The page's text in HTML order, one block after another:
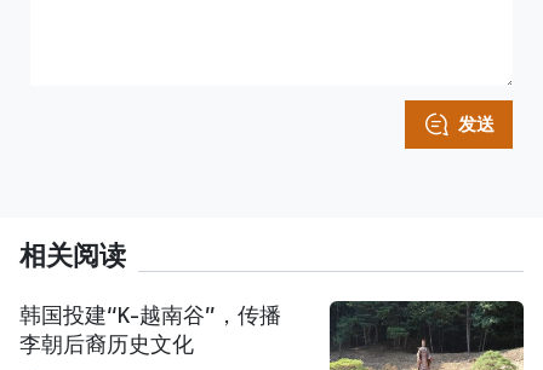
发送
相关阅读
韩国投建“K-越南谷”，传播
李朝后裔历史文化